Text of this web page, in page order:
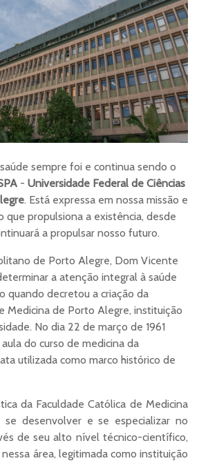
sempre foi e continua sendo o
- Universidade Federal de Ciências
. Está expressa em nossa missão e
que propulsiona a existência, desde
a propulsar nosso futuro.
de Porto Alegre, Dom Vicente
a atenção integral à saúde
quando decretou a criação da
Medicina de Porto Alegre, instituição
No dia 22 de março de 1961
do curso de medicina da
utilizada como marco histórico de
da Faculdade Católica de Medicina
desenvolver e se especializar no
de seu alto nível técnico-científico,
área, legitimada como instituição